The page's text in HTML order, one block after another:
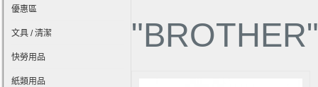
優惠區
文具 / 清潔
快勞用品
紙類用品